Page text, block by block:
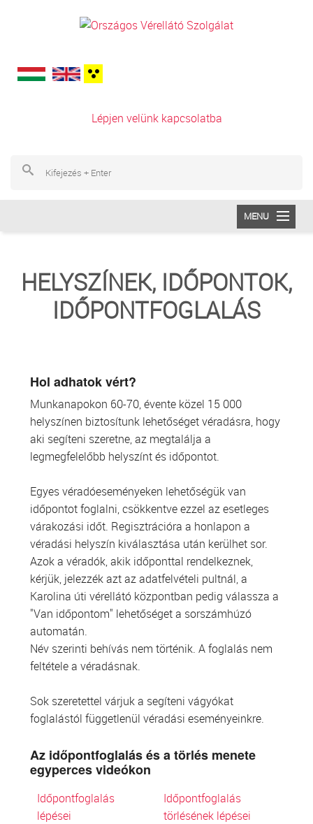
Lépjen velünk kapcsolatba
MENU
VÉRADÁS
ŐSSEJT DONÁCIÓ
VÁRÓLISTÁK
HELYSZÍNEK, IDŐPONTOK,
IDŐPONTFOGLALÁS
Hol adhatok vért?
Munkanapokon 60-70, évente közel 15 000
helyszínen biztosítunk lehetőséget véradásra, hogy
aki segíteni szeretne, az megtalálja a
legmegfelelőbb helyszínt és időpontot.
Egyes véradóeseményeken lehetőségük van
időpontot foglalni, csökkentve ezzel az esetleges
várakozási időt. Regisztrációra a honlapon a
véradási helyszín kiválasztása után kerülhet sor.
Azok a véradók, akik időponttal rendelkeznek,
kérjük, jelezzék azt az adatfelvételi pultnál, a
Karolina úti vérellátó központban pedig válassza a
"Van időpontom" lehetőséget a sorszámhúzó
automatán.
Név szerinti behívás nem történik. A foglalás nem
feltétele a véradásnak.
Sok szeretettel várjuk a segíteni vágyókat
foglalástól függetlenül véradási eseményeinkre.
Az időpontfoglalás és a törlés menete
egyperces videókon
Időpontfoglalás
lépései
Időpontfoglalás
törlésének lépései